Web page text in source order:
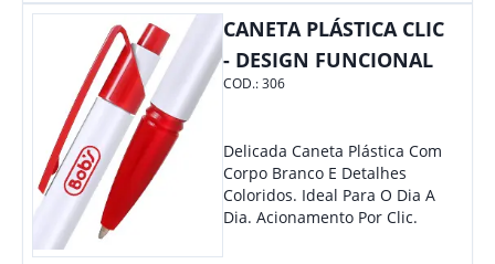
Também É Prático, Tornando-
Se Assim Excelente Para Uso
Cotidiano. Perfeito, Não É?!
CANETA PLÁSTICA CLIC
- DESIGN FUNCIONAL
COD.:306
Delicada Caneta Plástica Com
Corpo Branco E Detalhes
Coloridos. Ideal Para O Dia A
Dia. Acionamento Por Clic.